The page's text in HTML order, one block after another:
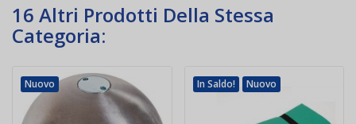
16 Altri Prodotti Della Stessa
Categoria:
Nuovo In Saldo! Nuovo